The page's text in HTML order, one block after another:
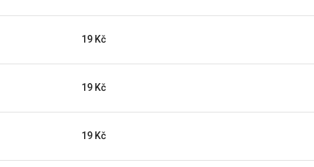
19 Kč
19 Kč
19 Kč